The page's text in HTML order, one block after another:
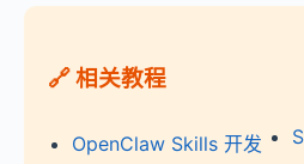
🔗 相关教程
OpenClaw Skills 开发